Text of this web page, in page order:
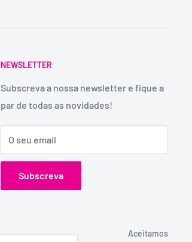
NEWSLETTER
Subscreva a nossa newsletter e fique a
par de todas as novidades!
O seu email
Subscreva
Aceitamos